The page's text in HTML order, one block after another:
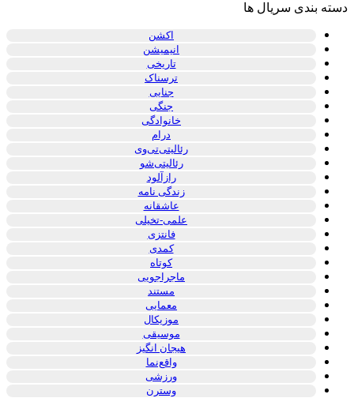
دسته بندی سریال ها
اکشن
انیمیشن
تاریخی
ترسناک
جنایی
جنگی
خانوادگی
درام
رئالیتی‌تی‌وی
رئالیتی‌شو
رازآلود
زندگی نامه
عاشقانه
علمی-تخیلی
فانتزی
کمدی
کوتاه
ماجراجویی
مستند
معمایی
موزیکال
موسیقی
هیجان انگیز
واقع‌نما
ورزشی
وسترن